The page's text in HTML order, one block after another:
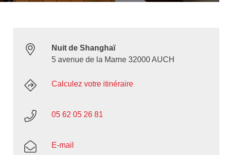
Nuit de Shanghaï
5 avenue de la Marne 32000 AUCH
Calculez votre itinéraire
05 62 05 26 81
E-mail